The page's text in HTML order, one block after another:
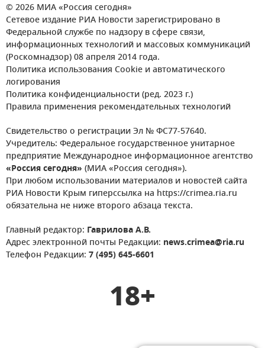
© 2026 МИА «Россия сегодня»
Сетевое издание РИА Новости зарегистрировано в
Федеральной службе по надзору в сфере связи,
информационных технологий и массовых коммуникаций
(Роскомнадзор) 08 апреля 2014 года.
Политика использования Cookie и автоматического
логирования
Политика конфиденциальности (ред. 2023 г.)
Правила применения рекомендательных технологий
Свидетельство о регистрации Эл № ФС77-57640.
Учредитель: Федеральное государственное унитарное
предприятие Международное информационное агентство
«Россия сегодня» (МИА «Россия сегодня»).
При любом использовании материалов и новостей сайта
РИА Новости Крым гиперссылка на https://crimea.ria.ru
обязательна не ниже второго абзаца текста.
Главный редактор: Гаврилова А.В.
Адрес электронной почты Редакции: news.crimea@ria.ru
Телефон Редакции: 7 (495) 645-6601
18+